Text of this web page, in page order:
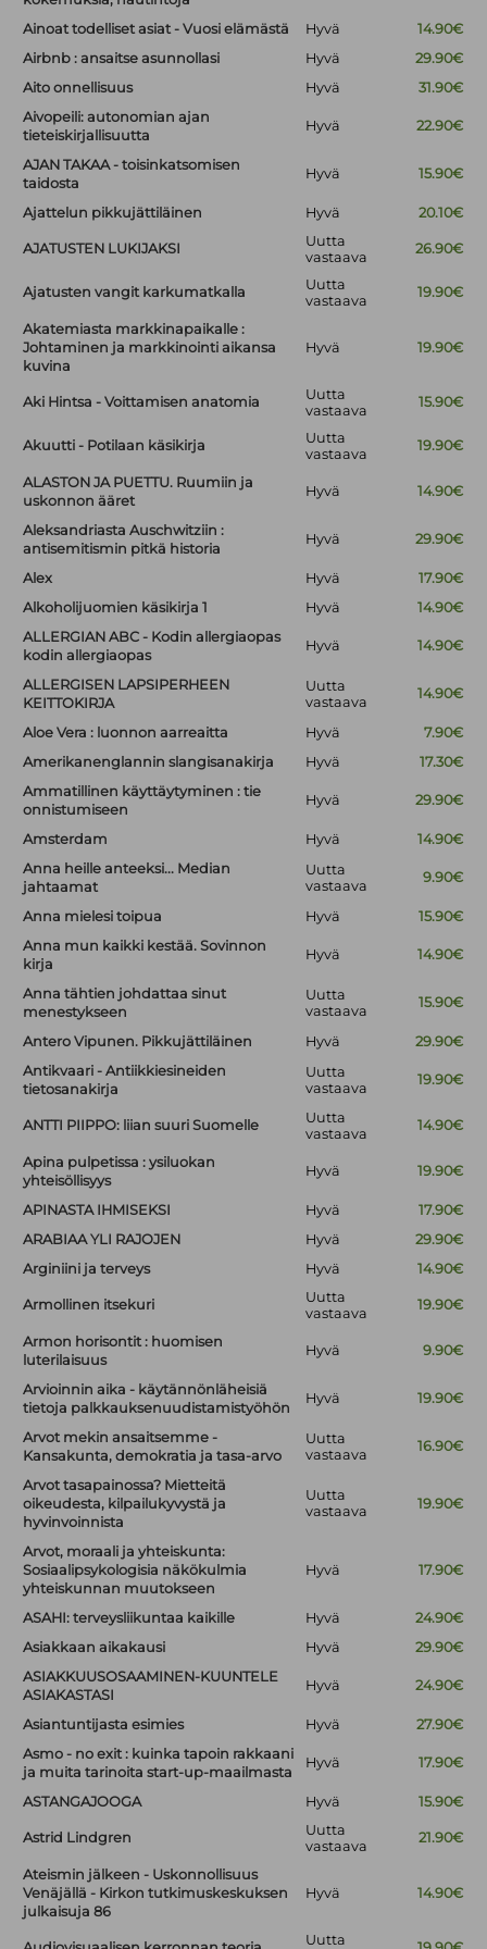
Ainoat todelliset asiat - Vuosi elämästä Hyvä
14.90€
Airbnb : ansaitse asunnollasi
Hyvä
29.90€
Aito onnellisuus
Hyvä
31.90€
Aivopeili: autonomian ajan
tieteiskirjallisuutta
Hyvä 22.90€
AJAN TAKAA - toisinkatsomisen
taidosta
Hyvä 15.90€
Ajattelun pikkujättiläinen Hyvä 20.10€
AJATUSTEN LUKIJAKSI
Uutta
vastaava
26.90€
Ajatusten vangit karkumatkalla
Uutta
vastaava
19.90€
Akatemiasta markkinapaikalle :
Johtaminen ja markkinointi aikansa
kuvina
Hyvä 19.90€
Aki Hintsa - Voittamisen anatomia
Uutta
vastaava
15.90€
Akuutti - Potilaan käsikirja
Uutta
vastaava
19.90€
ALASTON JA PUETTU. Ruumiin ja
uskonnon ääret
Hyvä 14.90€
Aleksandriasta Auschwitziin :
antisemitismin pitkä historia
Hyvä 29.90€
Alex Hyvä
17.90€
Alkoholijuomien käsikirja 1
Hyvä
14.90€
ALLERGIAN ABC - Kodin allergiaopas
kodin allergiaopas
Hyvä 14.90€
ALLERGISEN LAPSIPERHEEN
KEITTOKIRJA
Uutta
vastaava
14.90€
Aloe Vera : luonnon aarreaitta Hyvä
7.90€
Amerikanenglannin slangisanakirja
Hyvä
17.30€
Ammatillinen käyttäytyminen : tie
onnistumiseen
Hyvä 29.90€
Amsterdam Hyvä
14.90€
Anna heille anteeksi... Median
jahtaamat
Uutta
vastaava
9.90€
Anna mielesi toipua Hyvä
15.90€
Anna mun kaikki kestää. Sovinnon
kirja
Hyvä 14.90€
Anna tähtien johdattaa sinut
menestykseen
Uutta
vastaava
15.90€
Antero Vipunen. Pikkujättiläinen Hyvä
29.90€
Antikvaari - Antiikkiesineiden
tietosanakirja
Uutta
vastaava
19.90€
ANTTI PIIPPO: liian suuri Suomelle
Uutta
vastaava
14.90€
Apina pulpetissa : ysiluokan
yhteisöllisyys
Hyvä 19.90€
APINASTA IHMISEKSI Hyvä
17.90€
ARABIAA YLI RAJOJEN
Hyvä
29.90€
Arginiini ja terveys
Hyvä 14.90€
Armollinen itsekuri
Uutta
vastaava
19.90€
Armon horisontit : huomisen
luterilaisuus
Hyvä 9.90€
Arvioinnin aika - käytännönläheisiä
tietoja palkkauksenuudistamistyöhön
Hyvä 19.90€
Arvot mekin ansaitsemme -
Kansakunta, demokratia ja tasa-arvo
Uutta
vastaava
16.90€
Arvot tasapainossa? Mietteitä
oikeudesta, kilpailukyvystä ja
hyvinvoinnista
Uutta
vastaava
19.90€
Arvot, moraali ja yhteiskunta:
Sosiaalipsykologisia näkökulmia
yhteiskunnan muutokseen
Hyvä 17.90€
ASAHI: terveysliikuntaa kaikille Hyvä
24.90€
Asiakkaan aikakausi
Hyvä
29.90€
ASIAKKUUSOSAAMINEN-KUUNTELE
ASIAKASTASI
Hyvä 24.90€
Asiantuntijasta esimies Hyvä
27.90€
Asmo - no exit : kuinka tapoin rakkaani
ja muita tarinoita start-up-maailmasta
Hyvä 17.90€
ASTANGAJOOGA Hyvä 15.90€
Astrid Lindgren
Uutta
vastaava
21.90€
Ateismin jälkeen - Uskonnollisuus
Venäjällä - Kirkon tutkimuskeskuksen
julkaisuja 86
Hyvä 14.90€
Uutta